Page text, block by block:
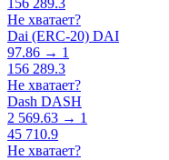
156 289.3
Не хватает?
Dai (ERC-20) DAI
97.86 → 1
156 289.3
Не хватает?
Dash DASH
2 569.63 → 1
45 710.9
Не хватает?